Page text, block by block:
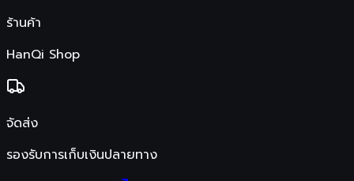
ร้านค้า
HanQi Shop
จัดส่ง
รองรับการเก็บเงินปลายทาง